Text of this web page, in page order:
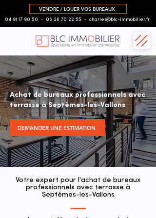
VENDRE / LOUER VOS BUREAUX
04 91 17 90 50 ▪︎ 06 26 70 22 55 ▪︎ charles@blc-immobilier.fr
Achat de bureaux professionnels avec
terrasse à Septèmes-les-Vallons
DEMANDER UNE ESTIMATION
Votre expert pour l'achat de bureaux
professionnels avec terrasse à
Septèmes-les-Vallons